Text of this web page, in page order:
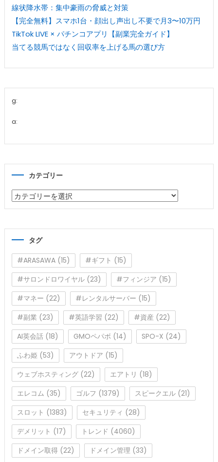
線状降水帯：集中豪雨の脅威と対策
【完全無料】スマホ1台・顔出し声出し不要で月3〜10万円
TikTok LIVE × パチンコアプリ【副業完全ガイド】
当てる競馬ではなく回収率を上げる馬の選び方
g:
a:
カテゴリー
カ
テ
タグ
#ARASAWA(15) #ギフト (15)
#サロンドロワイヤル(23) #フィンジア (15)
#マネー (22) #レンタルサーバー (15)
#副業 (23) #英語学習 (22) #資産 (22)
AI英会話(18) GMOペパボ (14) SPO-X (24)
ふわ姫(53) アウトドア (15)
ウェブホスティング(22) エアトリ (18)
エレコム (35) ゴルフ (1379) スピークエル(21)
スロット (1383) セキュリティ (28)
デメリット (17) トレンド (4060)
ドメイン取得(22) ドメイン管理(33)